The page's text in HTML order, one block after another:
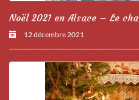
Noël 2021 en Alsace – Le
12 décembre 2021